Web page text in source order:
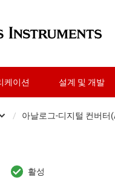
케이션 설계 및 개발
RF 및 마이크로파
/ 아날로그-디지털 컨버터